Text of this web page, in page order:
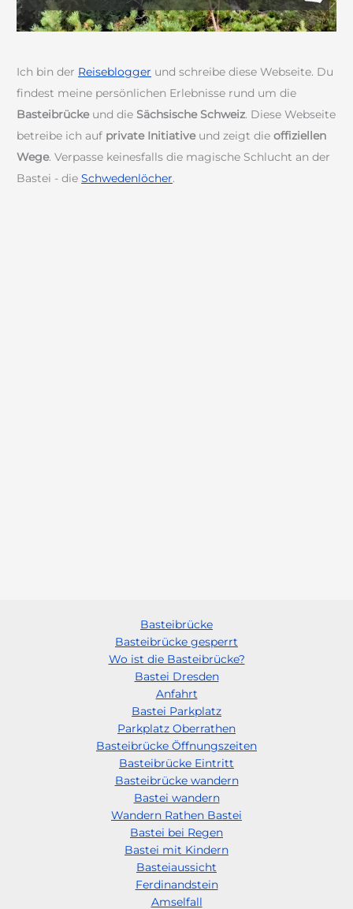
Ich bin der Reiseblogger und schreibe diese Webseite. Du
findest meine persönlichen Erlebnisse rund um die
Basteibrückeund dieSächsische Schweiz. Diese Webseite
betreibe ich auf private Initiativeund zeigt dieoffiziellen
Wege. Verpasse keinesfalls die magische Schlucht an der
Bastei - dieSchwedenlöcher.
Basteibrücke
Basteibrücke gesperrt
Wo ist die Basteibrücke?
Bastei Dresden
Anfahrt
Bastei Parkplatz
Parkplatz Oberrathen
Basteibrücke Öffnungszeiten
Basteibrücke Eintritt
Basteibrücke wandern
Bastei wandern
Wandern Rathen Bastei
Bastei bei Regen
Bastei mit Kindern
Basteiaussicht
Ferdinandstein
Amselfall